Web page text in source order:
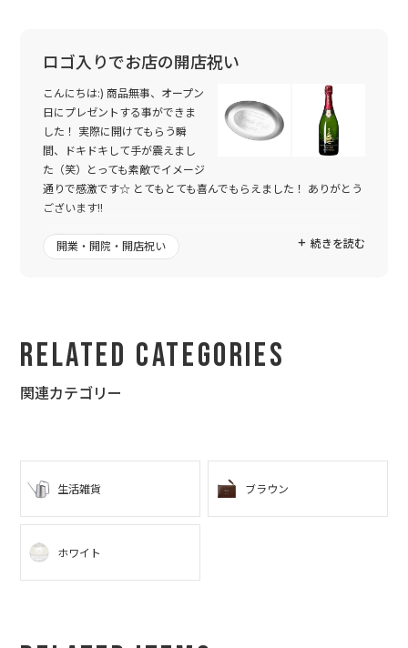
ロゴ入りでお店の開店祝い
こんにちは:) 商品無事、オープン
日にプレゼントする事ができま
した！ 実際に開けてもらう瞬
間、ドキドキして手が震えまし
た（笑）とっても素敵でイメージ
通りで感激です☆ とてもとても喜んでもらえました！ ありがとう
ございます!!
今回は、4回目の利用でした。 今まではロゴなどを、作ってもら
う事なく、発注画面からスムーズに注文をし、メールが来て商品
メールではなく、ラインでのやり取りができるなんて！素晴らし
いですね☆ 何度も何度もワガママを聞いて頂き、迅速に対応して
頂き、本当に素敵なデザインに仕上がりました☆
私もデザインや美術系？が好きなので、とても尊敬します☆ ま
た、これからも利用させて頂きたいと思いますので、どうぞよろ
続きを読む
開業・開院・開店祝い
Related Categories
関連カテゴリー
生活雑貨 ブラウン
ホワイト